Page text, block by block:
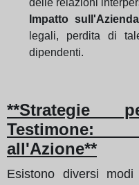
Impatto
legali, perdita di
dipendenti.
**Strategie
Testimone:
all'Azione**
Esistono diversi